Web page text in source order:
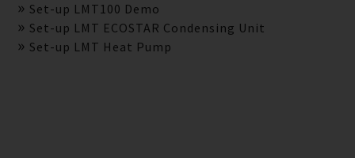
Set-up LMT100 Demo
Set-up LMT ECOSTAR Condensing Unit
Set-up LMT Heat Pump